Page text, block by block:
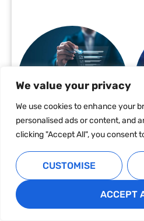
We value your privacy
We use cookies to enhance your
personalised ads or content, and
clicking "Accept All", you consent
CUSTOMISE
ACCEPT